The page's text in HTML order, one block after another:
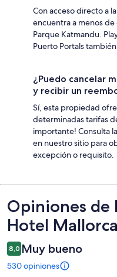
Con acceso directo a
encuentra a menos de
Parque Katmandu.
Puerto Portals
¿Puedo cancelar
y recibir un
Sí, esta propiedad
determinadas tarifas
importante! Consulta
en nuestro sitio para
excepción o requisito.
Opiniones
Opiniones de
Hotel Mallorca
8,0 Muy bueno
530 opiniones